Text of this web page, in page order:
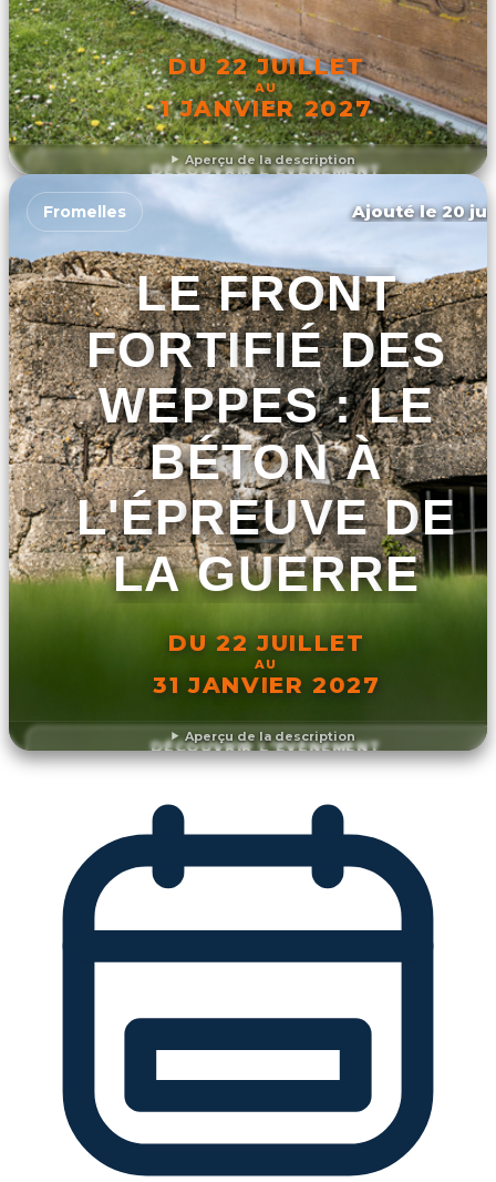
Aperçu de la description
DU 22 JUILLET
AU
1 JANVIER 2027
DÉCOUVRIR L'ÉVÉNEMENT
Aperçu de la description
Fromelles Ajouté le 20
LE FRONT
FORTIFIÉ DES
WEPPES : LE
BÉTON À
L'ÉPREUVE DE
LA GUERRE
DU 22 JUILLET
AU
31 JANVIER 2027
DÉCOUVRIR L'ÉVÉNEMENT